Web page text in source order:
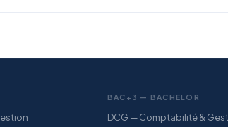
BAC+3 — BACHELOR
DCG — Comptabilité &